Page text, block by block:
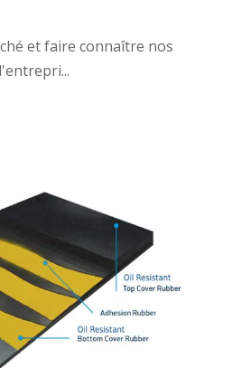
et faire connaître nos